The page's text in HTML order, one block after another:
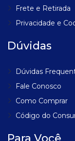
Frete e Retirada
Privacidade e
Dúvidas
Dúvidas
Fale Conosco
Como Comprar
Código do
Para Você